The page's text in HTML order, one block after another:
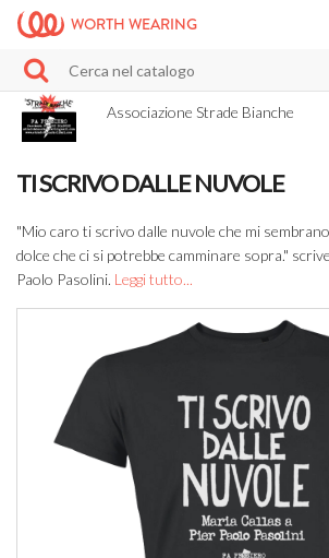
WORTH WEARING
Associazione Strade Bianche
TI SCRIVO DALLE NUVOLE
"Mio caro ti scrivo dalle nuvole che mi
dolce che ci si potrebbe camminare sopra."
Paolo Pasolini. Leggi tutto...